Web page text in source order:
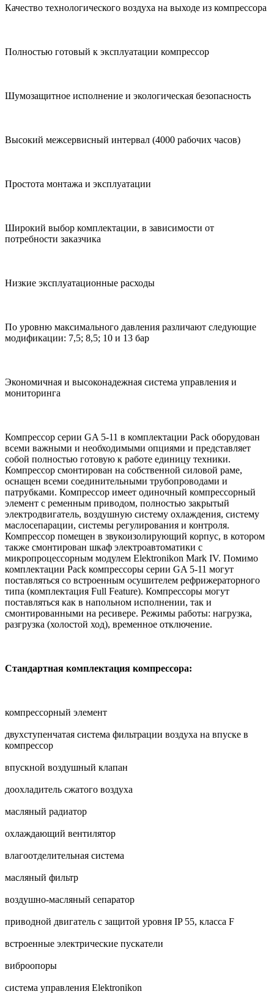
Качество технологического воздуха на выходе из компрессора
Полностью готовый к эксплуатации компрессор
Шумозащитное исполнение и экологическая безопасность
Высокий межсервисный интервал (4000 рабочих часов)
Простота монтажа и эксплуатации
Широкий выбор комплектации, в зависимости от
потребности заказчика
Низкие эксплуатационные расходы
По уровню максимального давления различают следующие
модификации: 7,5; 8,5; 10 и 13 бар
Экономичная и высоконадежная система управления и
мониторинга
Компрессор серии GA 5-11 в комплектации Pack оборудован
всеми важными и необходимыми опциями и представляет
собой полностью готовую к работе единицу техники.
Компрессор смонтирован на собственной силовой раме,
оснащен всеми соединительными трубопроводами и
патрубками. Компрессор имеет одиночный компрессорный
элемент с ременным приводом, полностью закрытый
электродвигатель, воздушную систему охлаждения, систему
маслосепарации, системы регулирования и контроля.
Компрессор помещен в звукоизолирующий корпус, в котором
также смонтирован шкаф электроавтоматики с
микропроцессорным модулем Elektronikon Mark IV. Помимо
комплектации Pack компрессоры серии GA 5-11 могут
поставляться со встроенным осушителем рефрижераторного
типа (комплектация Full Feature). Компрессоры могут
поставляться как в напольном исполнении, так и
смонтированными на ресивере. Режимы работы: нагрузка,
разгрузка (холостой ход), временное отключение.
Стандартная комплектация компрессора:
компрессорный элемент
двухступенчатая система фильтрации воздуха на впуске в
компрессор
впускной воздушный клапан
доохладитель сжатого воздуха
масляный радиатор
охлаждающий вентилятор
влагоотделительная система
масляный фильтр
воздушно-масляный сепаратор
приводной двигатель с защитой уровня IP 55, класса F
встроенные электрические пускатели
виброопоры
система управления Elektronikon